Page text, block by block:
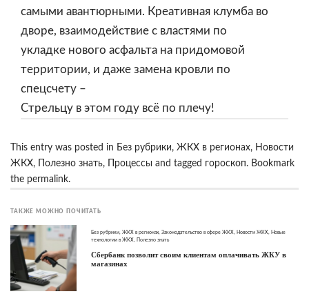
самыми авантюрными. Креативная клумба во
дворе, взаимодействие с властями по
укладке нового асфальта на придомовой
территории, и даже замена кровли по
спецсчету –
Стрельцу в этом году всё по плечу!
This entry was posted in Без рубрики, ЖКХ в регионах, Новости
ЖКХ, Полезно знать, Процессы and tagged гороскоп. Bookmark
the permalink.
ТАКЖЕ МОЖНО ПОЧИТАТЬ
Без рубрики ЖКХ в регионах Законодательство в сфере ЖКХ Новости ЖКХ
Новые
технологии в ЖКХ
Полезно знать
Сбербанк позволит своим клиентам оплачивать ЖКУ в
магазинах